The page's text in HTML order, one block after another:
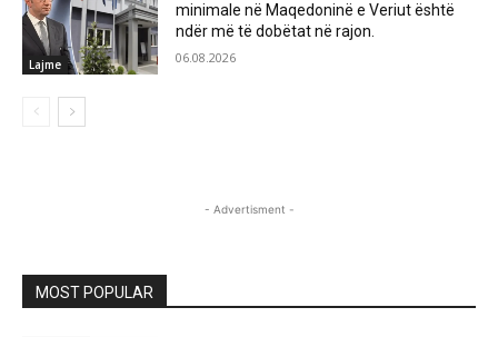
Lajme
minimale në Maqedoninë e Veriut është
ndër më të dobëtat në rajon.
06.08.2026
- Advertisment -
MOST POPULAR